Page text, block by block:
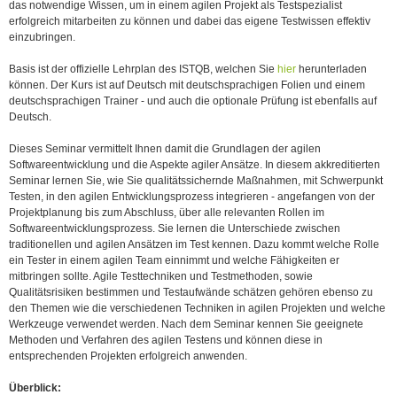
das notwendige Wissen, um in einem agilen Projekt als Testspezialist
erfolgreich mitarbeiten zu können und dabei das eigene Testwissen effektiv
einzubringen.
Basis ist der offizielle Lehrplan des ISTQB, welchen Sie hier herunterladen
können. Der Kurs ist auf Deutsch mit deutschsprachigen Folien und einem
deutschsprachigen Trainer - und auch die optionale Prüfung ist ebenfalls auf
Deutsch.
Dieses Seminar vermittelt Ihnen damit die Grundlagen der agilen
Softwareentwicklung und die Aspekte agiler Ansätze. In diesem akkreditierten
Seminar lernen Sie, wie Sie qualitätssichernde Maßnahmen, mit Schwerpunkt
Testen, in den agilen Entwicklungsprozess integrieren - angefangen von der
Projektplanung bis zum Abschluss, über alle relevanten Rollen im
Softwareentwicklungsprozess. Sie lernen die Unterschiede zwischen
traditionellen und agilen Ansätzen im Test kennen. Dazu kommt welche Rolle
ein Tester in einem agilen Team einnimmt und welche Fähigkeiten er
mitbringen sollte. Agile Testtechniken und Testmethoden, sowie
Qualitätsrisiken bestimmen und Testaufwände schätzen gehören ebenso zu
den Themen wie die verschiedenen Techniken in agilen Projekten und welche
Werkzeuge verwendet werden. Nach dem Seminar kennen Sie geeignete
Methoden und Verfahren des agilen Testens und können diese in
entsprechenden Projekten erfolgreich anwenden.
Überblick: